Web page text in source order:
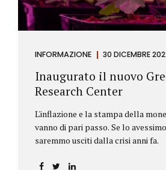
INFORMAZIONE 30 DICEMBRE
Inaugurato il nuovo
Research Center
L'inflazione e la stampa della
vanno di pari passo. Se lo
saremmo usciti dalla crisi anni fa.